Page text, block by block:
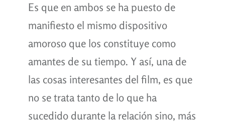
Es que en ambos se ha puesto de
manifiesto el mismo dispositivo
amoroso que los constituye como
amantes de su tiempo. Y así, una de
las cosas interesantes del film, es que
no se trata tanto de lo que ha
sucedido durante la relación sino, más